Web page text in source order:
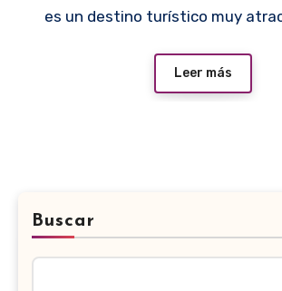
es un destino turístico muy
Leer más
Buscar